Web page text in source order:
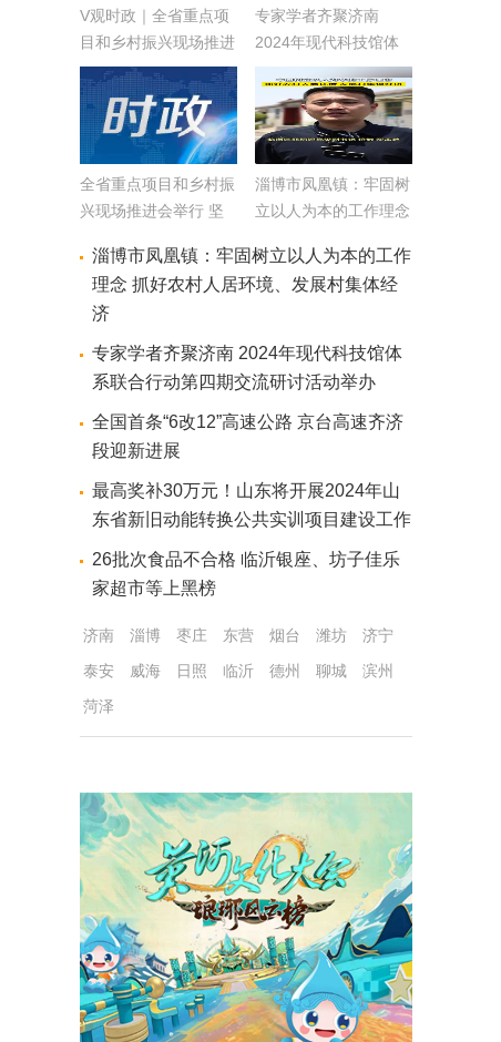
V观时政｜全省重点项
目和乡村振兴现场推进
会走进淄博济宁枣庄
专家学者齐聚济南
2024年现代科技馆体
系联合行动第四期交流
研讨活动举办
全省重点项目和乡村振
兴现场推进会举行 坚
梁”使命担当 推动项目
建设和乡村振兴不断取
得新成效 林武周乃翔
出席
淄博市凤凰镇：牢固树
立以人为本的工作理念
展村集体经济
淄博市凤凰镇：牢固树立以人为本的工作
理念 抓好农村人居环境、发展村集体经
济
专家学者齐聚济南 2024年现代科技馆体
系联合行动第四期交流研讨活动举办
全国首条“6改12”高速公路 京台高速齐济
段迎新进展
最高奖补30万元！山东将开展2024年山
东省新旧动能转换公共实训项目建设工作
26批次食品不合格 临沂银座、坊子佳乐
家超市等上黑榜
济南 淄博 枣庄 东营 烟台 潍坊
济宁
泰安
威海 日照 临沂 德州 聊城
滨州
菏泽